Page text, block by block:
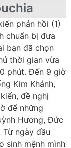
phản hồi (1)
chuẩn bị đưa
bạn đã chọn
thời gian vừa
phút. Đến 9 giờ
Kim Khánh,
đề nghị
để những
Hương, Đức
ngày đầu
sinh mệnh mình